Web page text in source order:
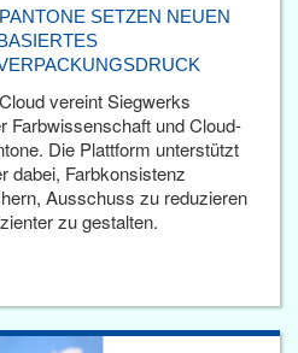
SETZEN NEUEN
F
vereint Siegwerks
Farbwissenschaft und Cloud-
Die Plattform unterstützt
dabei, Farbkonsistenz
Ausschuss zu reduzieren
zu gestalten.